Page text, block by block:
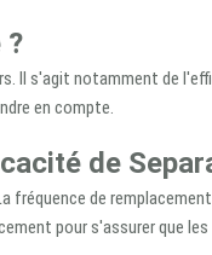
?
s'agit notamment de
en compte.
de
de
pour s'assurer que